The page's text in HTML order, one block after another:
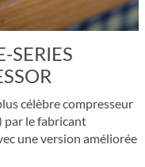
SERIES
célèbre compresseur
par le fabricant
une version améliorée